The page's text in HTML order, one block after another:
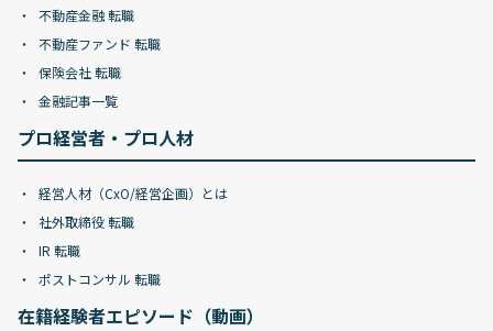
不動産金融 転職
不動産ファンド 転職
保険会社 転職
金融記事一覧
プロ経営者・プロ人材
経営人材（CxO/経営企画）とは
社外取締役 転職
IR 転職
ポストコンサル 転職
在籍経験者エピソード（動画）